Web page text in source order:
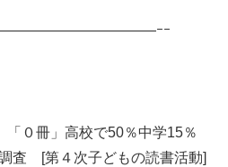
ｰｰ
０冊」高校で50％中学15％
査 [第４次子どもの読書活動]